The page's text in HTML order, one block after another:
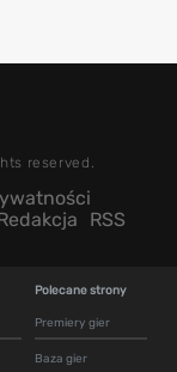
reserved.
RSS
Polecane strony
Premiery gier
Baza gier